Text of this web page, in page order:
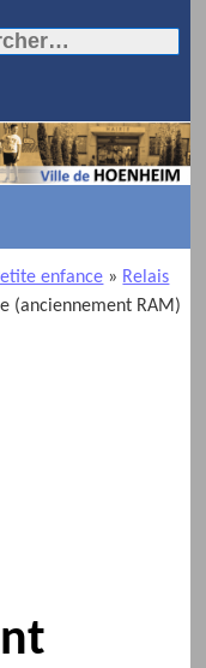
:
enfance » Relais
(anciennement RAM)